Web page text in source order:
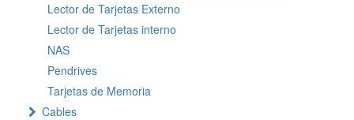
Lector de Tarjetas Externo
Lector de Tarjetas interno
NAS
Pendrives
Tarjetas de Memoria
Cables